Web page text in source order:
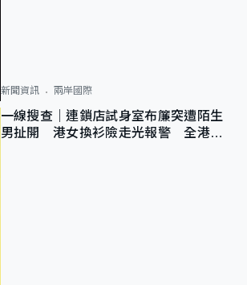
新聞資訊 兩岸國際
一線搜查｜連鎖店試身室布簾突遭陌生
男扯開 港女換衫險走光報警 全港分